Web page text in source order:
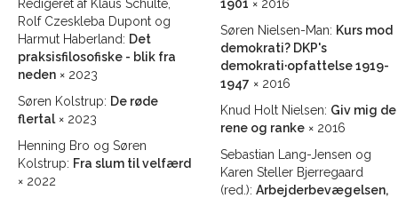
Redigeret af Klaus Schulte,
Rolf Czeskleba Dupont og
Harmut Haberland: Det
praksisfilosofiske - blik fra
neden × 2023
Søren Kolstrup: De røde
flertal × 2023
Henning Bro og Søren
Kolstrup: Fra slum til velfærd
× 2022
1901 × 2016
Søren Nielsen-Man: Kurs mod
demokrati? DKP's
demokrati·opfattelse 1919-
1947 × 2016
Knud Holt Nielsen: Giv mig de
rene og ranke × 2016
Sebastian Lang-Jensen og
Karen Steller Bjerregaard
(red.): Arbejderbevægelsen,